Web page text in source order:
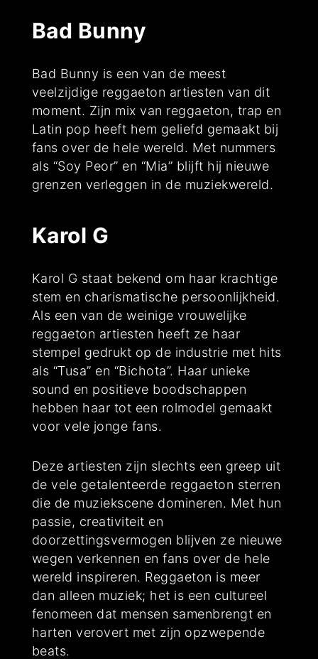
Bad Bunny
Bad Bunny is een van de meest
veelzijdige reggaeton artiesten van dit
moment. Zijn mix van reggaeton, trap en
Latin pop heeft hem geliefd gemaakt bij
fans over de hele wereld. Met nummers
als “Soy Peor” en “Mia” blijft hij nieuwe
grenzen verleggen in de muziekwereld.
Karol G
Karol G staat bekend om haar krachtige
stem en charismatische persoonlijkheid.
Als een van de weinige vrouwelijke
reggaeton artiesten heeft ze haar
stempel gedrukt op de industrie met hits
als “Tusa” en “Bichota”. Haar unieke
sound en positieve boodschappen
hebben haar tot een rolmodel gemaakt
voor vele jonge fans.
Deze artiesten zijn slechts een greep uit
de vele getalenteerde reggaeton sterren
die de muziekscene domineren. Met hun
passie, creativiteit en
doorzettingsvermogen blijven ze nieuwe
wegen verkennen en fans over de hele
wereld inspireren. Reggaeton is meer
dan alleen muziek; het is een cultureel
fenomeen dat mensen samenbrengt en
harten verovert met zijn opzwepende
beats.